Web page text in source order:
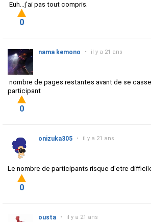
Euh...j'ai pas tout compris.
0
nama kemono • il y a 21 ans
nombre de pages restantes avant de se
participant
0
onizuka305 • il y a 21 ans
Le nombre de participants risque d'etre
0
ousta • il y a 21 ans